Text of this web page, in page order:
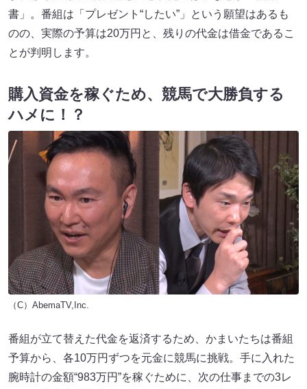
書」。番組は「プレゼント“したい”」という願望はあるも
のの、実際の予算は20万円と、残りの代金は借金であるこ
とが判明します。
購入資金を稼ぐため、競馬で大勝負する
ハメに！？
（C）AbemaTV,Inc.
番組が立て替えた代金を返済するため、かまいたちは番組
予算から、各10万円ずつを元金に競馬に挑戦。手に入れた
腕時計の金額“983万円”を稼ぐために、次の仕事までの3レ